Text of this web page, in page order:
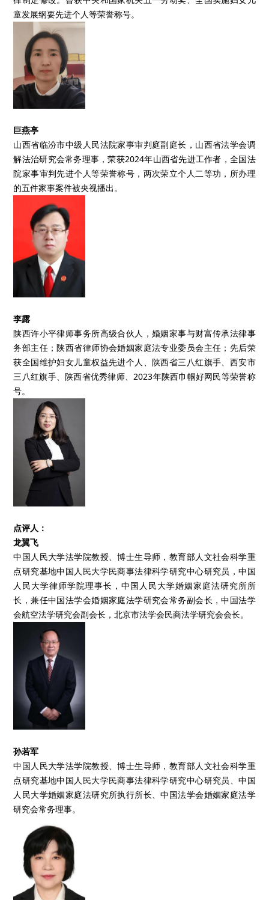
童发展纲要先进个人等荣誉称号。
巨燕亭
山西省临汾市中级人民法院家事审判庭副庭长，山西省法学会调
解法治研究会常务理事，荣获2024年山西省先进工作者，全国法
院家事审判先进个人等荣誉称号，两次荣立个人二等功，所办理
的五件家事案件被央视播出。
李露
陕西许小平律师事务所高级合伙人，婚姻家事与财富传承法律事
务部主任；陕西省律师协会婚姻家庭法专业委员会主任；先后荣
获全国维护妇女儿童权益先进个人、陕西省三八红旗手、西安市
三八红旗手、陕西省优秀律师、2023年陕西巾帼好网民等荣誉称
号。
点评人：
龙翼飞
中国人民大学法学院教授、博士生导师，教育部人文社会科学重
点研究基地中国人民大学民商事法律科学研究中心研究员，中国
人民大学律师学院理事长，中国人民大学婚姻家庭法研究所所
长，兼任中国法学会婚姻家庭法学研究会常务副会长，中国法学
会航空法学研究会副会长，北京市法学会民商法学研究会会长。
孙若军
中国人民大学法学院教授、博士生导师，教育部人文社会科学重
点研究基地中国人民大学民商事法律科学研究中心研究员、中国
人民大学婚姻家庭法研究所执行所长、中国法学会婚姻家庭法学
研究会常务理事。